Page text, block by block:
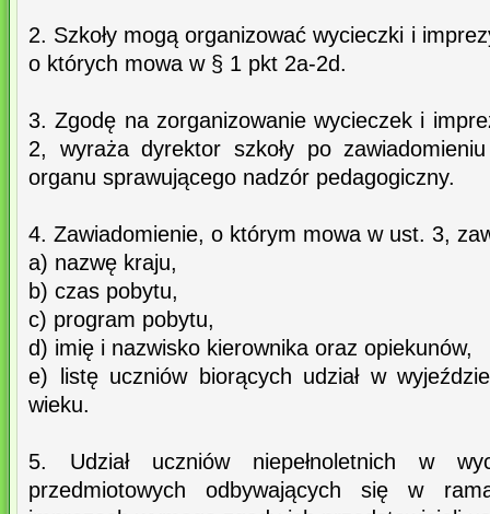
2. Szkoły mogą organizować wycieczki i
o których mowa w § 1 pkt 2a-2d.
3. Zgodę na zorganizowanie wycieczek i
2, wyraża dyrektor szkoły po
organu sprawującego nadzór pedagogiczny.
4. Zawiadomienie, o którym mowa w ust. 3,
a) nazwę kraju,
b) czas pobytu,
c) program pobytu,
d) imię i nazwisko kierownika oraz opiekunów,
e) listę uczniów biorących udział w
wieku.
5. Udział uczniów niepełnoletnich w
przedmiotowych odbywających się w